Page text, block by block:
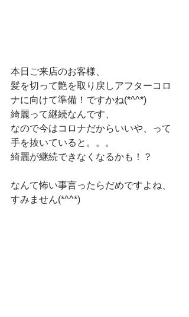
本日ご来店のお客様、
髪を切って艶を取り戻しアフターコロ
ナに向けて準備！ですかね(*^^*)
綺麗って継続なんです、
なので今はコロナだからいいや、って
手を抜いていると。。。
綺麗が継続できなくなるかも！？
なんて怖い事言ったらだめですよね、
すみません(*^^*)